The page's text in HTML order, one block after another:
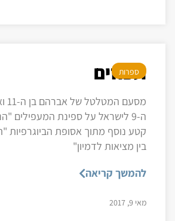
ספרות
תפוזים
ה-9 לישראל על ספינת המעפילים
קטע נוסף מתוך אסופת הביוגרפיות
בין מציאות לדמיון"
להמשך קריאה
מאי 9, 2017